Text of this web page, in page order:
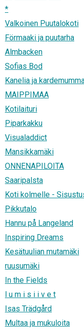
*
Valkoinen Puutalokoti
Förmaaki ja puutarha
Almbacken
Sofias Bod
Kanelia ja
MAIPPIMAA
Kotilaituri
Piparkakku
Visualaddict
Mansikkamäki
ONNENAPILOITA
Saaripalsta
Koti kolmelle -
Pikkutalo
Hannu på Langeland
Inspiring Dreams
Kesätuulian mutamäki
ruusumäki
In the Fields
l u m i s i i v e t
Isas Trädgård
Multaa ja mukuloita